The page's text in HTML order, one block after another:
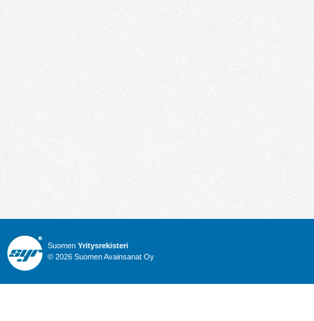
Suomen Yritysrekisteri
© 2026 Suomen Avainsanat Oy